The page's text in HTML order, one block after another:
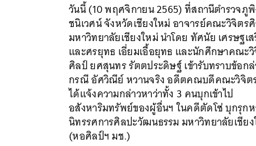
วันนี้ (10 พฤศจิกายน 2565) ที่สถานีตำรวจภู
ชนิเวศน์ จังหวัดเชียงใหม่ อาจารย์คณะวิจิตร
มหาวิทยาลัยเชียงใหม่ นำโดย ทัศนัย เศรษฐเ
และศรยุทธ เอี่ยมเอื้อยุทธ และนักศึกษาคณะ
ศิลป์ ยศสุนทร รัตตประดิษฐ์ เข้ารับทราบข้อก
กรณี อัศวิณีย์ หวานจริง อดีตคณบดีคณะวิจิต
ได้แจ้งความกล่าวหาว่าทั้ง 3 คนบุกเข้าไป
อสังหาริมทรัพย์ของผู้อื่นฯ ในคดีตัดโซ่ บุกรุก
นิทรรศการศิลปะวัฒนธรรม มหาวิทยาลัยเชีย
(หอศิลป์ฯ มช.)